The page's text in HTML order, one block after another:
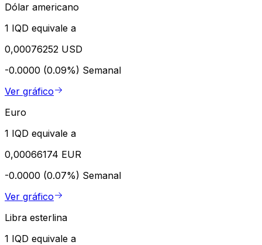
Dólar americano
1 IQD equivale a
0,00076252 USD
-0.0000 (0.09%) Semanal
Ver gráfico
Euro
1 IQD equivale a
0,00066174 EUR
-0.0000 (0.07%) Semanal
Ver gráfico
Libra esterlina
1 IQD equivale a